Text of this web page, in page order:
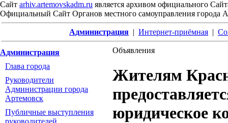
Сайт arhiv.artemovskadm.ru является архивом официального
Официальный Сайт Органов местного самоуправления города
Администрация | Интернет-приёмная |
Администрация
Глава города
Руководители
Администрации города
Артемовск
Публичные выступления
руководителей
Объявления
Жителям
юридическое